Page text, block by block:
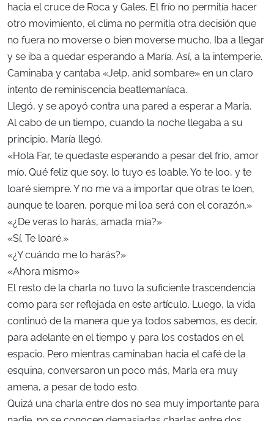
hacia el cruce de Roca y Gales. El frío no permitía hacer
otro movimiento, el clima no permitía otra decisión que
no fuera no moverse o bien moverse mucho. Iba a llegar
y se iba a quedar esperando a María. Así, a la intemperie.
Caminaba y cantaba «Jelp, anid sombare» en un claro
intento de reminiscencia beatlemaníaca.
Llegó, y se apoyó contra una pared a esperar a María.
Al cabo de un tiempo, cuando la noche llegaba a su
principio, María llegó.
«Hola Far, te quedaste esperando a pesar del frío, amor
mío. Qué feliz que soy, lo tuyo es loable. Yo te loo, y te
loaré siempre. Y no me va a importar que otras te loen,
aunque te loaren, porque mi loa será con el corazón.»
«¿De veras lo harás, amada mía?»
«Sí. Te loaré.»
«¿Y cuándo me lo harás?»
«Ahora mismo»
El resto de la charla no tuvo la suficiente trascendencia
como para ser reflejada en este artículo. Luego, la vida
continuó de la manera que ya todos sabemos, es decir,
para adelante en el tiempo y para los costados en el
espacio. Pero mientras caminaban hacia el café de la
esquina, conversaron un poco más, María era muy
amena, a pesar de todo esto.
Quizá una charla entre dos no sea muy importante para